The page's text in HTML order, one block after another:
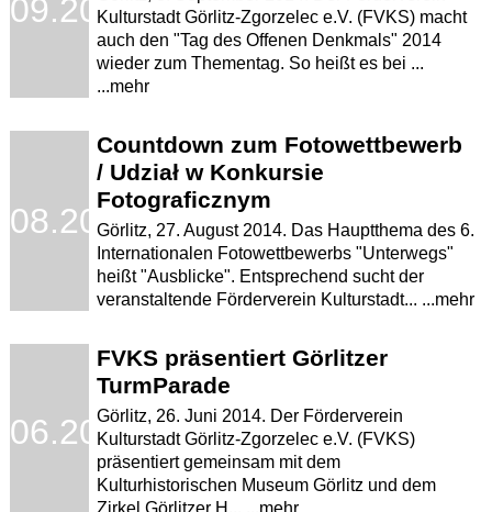
Kulturstadt Görlitz-Zgorzelec e.V. (FVKS) macht
auch den "Tag des Offenen Denkmals" 2014
wieder zum Thementag. So heißt es bei ...
...mehr
Countdown zum Fotowettbewerb
/ Udział w Konkursie
Fotograficznym
Görlitz, 27. August 2014. Das Hauptthema des 6.
Internationalen Fotowettbewerbs "Unterwegs"
heißt "Ausblicke". Entsprechend sucht der
veranstaltende Förderverein Kulturstadt... ...mehr
FVKS präsentiert Görlitzer
TurmParade
Görlitz, 26. Juni 2014. Der Förderverein
Kulturstadt Görlitz-Zgorzelec e.V. (FVKS)
präsentiert gemeinsam mit dem
Kulturhistorischen Museum Görlitz und dem